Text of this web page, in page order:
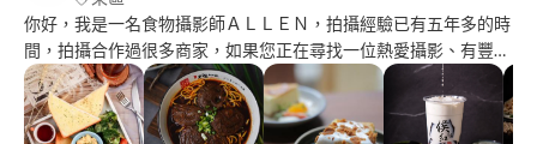
你好，我是一名食物攝影師ＡＬＬＥＮ，拍攝經驗已有五年多的時
間，拍攝合作過很多商家，如果您正在尋找一位熱愛攝影、有豐富
經驗且專業的食物攝影師，我非常樂意為您提供最優質的攝影服
務。感謝您閱讀我的自我介紹，期待與您的合作。 合作對象有: 搗
壺 自由溫室 MEAT UP Ｍad of Garlic大蒜餐廳 波波海鮮 侯紅茶 後